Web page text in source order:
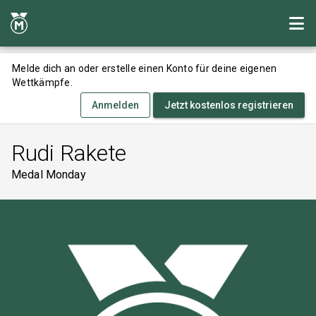
Melde dich an oder erstelle einen Konto für deine eigenen
Wettkämpfe.
Anmelden
Jetzt kostenlos registrieren
Rudi Rakete
Medal Monday